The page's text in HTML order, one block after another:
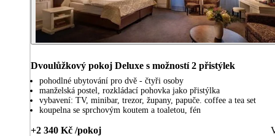
Dvoulůžkový pokoj Deluxe s možností 2 přistýlek
pohodlné ubytování pro dvě - čtyři osoby
manželská postel, rozkládací pohovka jako přistýlka
vybavení: TV, minibar, trezor, župany, papuče. coffee a tea set
koupelna se sprchovým koutem a toaletou, fén
+2 340 Kč /pokoj